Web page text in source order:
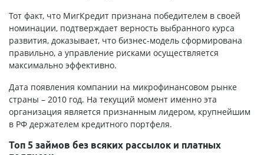
Тот факт, что МигКредит признана победителем в своей
номинации, подтверждает верность выбранного курса
развития, доказывает, что бизнес-модель сформирована
правильно, а управление рисками осуществляется
максимально эффективно.
Дата появления компании на микрофинансовом рынке
страны – 2010 год. На текущий момент именно эта
организация является признанным лидером, крупнейшим
в РФ держателем кредитного портфеля.
Топ 5 займов без всяких рассылок и платных